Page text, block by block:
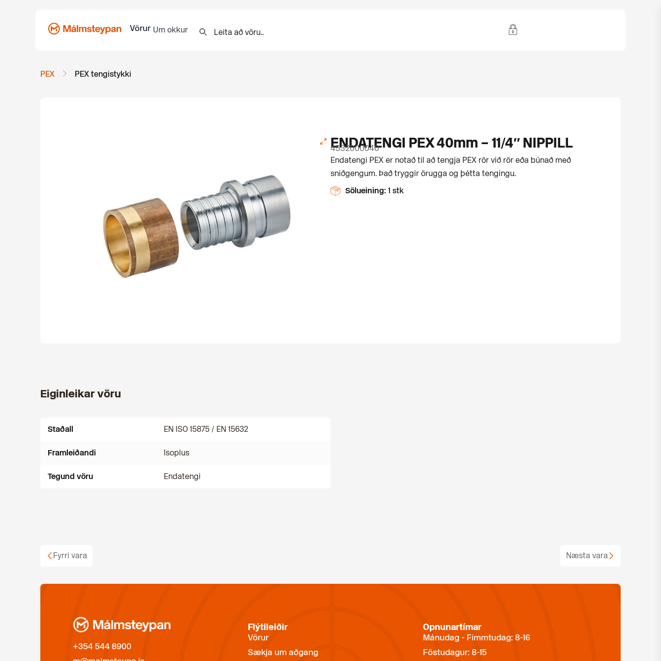
Vörur Um okkur
PEX PEX tengistykki
ENDATENGI PEX 40mm – 11/4″ NIPPILL
4532000040
Endatengi PEX er notað til að tengja PEX rör við rör eða búnað með
sniðgengum. Það tryggir örugga og þétta tengingu.
Sölueining: 1 stk
Eiginleikar vöru
Staðall EN ISO 15875 / EN 15632
Framleiðandi Isoplus
Tegund vöru Endatengi
Fyrri vara Næsta vara
+354 544 8900
Flýtileiðir
Vörur
Sækja um aðgang
Opnunartímar
Mánudag - Fimmtudag: 8-16
Föstudagur: 8-15